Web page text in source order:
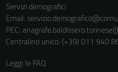
Servizi demografici
Email:
PEC:
Centralino unico: (+39) 011 940
Leggi le FAQ